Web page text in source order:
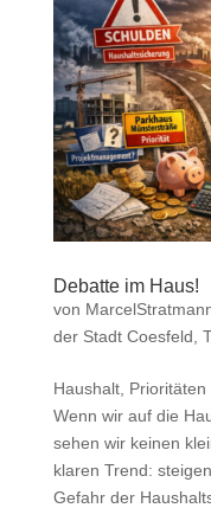
Debatte im Haus!
von
der Stadt Coesfeld
Haushalt,
Wenn wir auf die
sehen wir keinen
klaren Trend:
Gefahr der